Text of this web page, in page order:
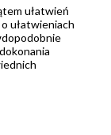
ułatwień
ułatwieniach